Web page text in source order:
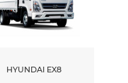
HYUNDAI EX8